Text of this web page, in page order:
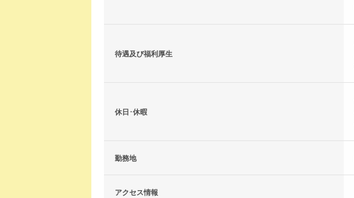
待遇及び福利厚生
休日･休暇
勤務地
アクセス情報